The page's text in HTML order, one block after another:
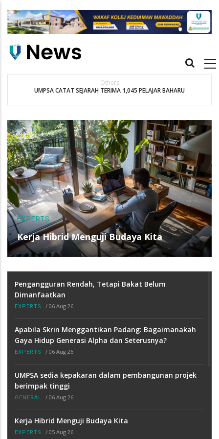
main
Main
Others
UMPSA CATAT SEJARAH TERIMA 1,045 PELAJAR BAHARU
EXPERTS
Kerja Hibrid Menguji Budaya Kita
Pengangguran Rendah, Tetapi Bakat Belum
Dimanfaatkan
EXPERTS / 06 Aug 26
Apabila Skrin Menggantikan Padang: Bagaimanakah
Gaya Hidup Generasi Alpha dan Seterusnya?
EXPERTS / 06 Aug 26
UMPSA sedia kepakaran dalam pembangunan projek
berimpak tinggi
GENERAL / 06 Aug 26
Kerja Hibrid Menguji Budaya Kita
EXPERTS / 05 Aug 26